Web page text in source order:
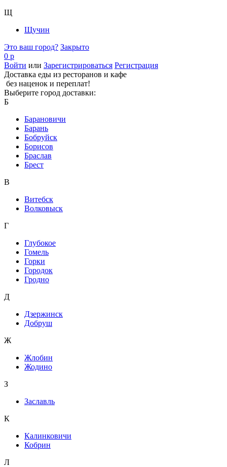
Щ
Щучин
Это ваш город? Закрыто
0 р
Войти или Зарегистрироваться Регистрация
Доставка еды из ресторанов и кафе
без наценок и переплат!
Выберите город доставки:
Б
Барановичи
Барань
Бобруйск
Борисов
Браслав
Брест
В
Витебск
Волковыск
Г
Глубокое
Гомель
Горки
Городок
Гродно
Д
Дзержинск
Добруш
Ж
Жлобин
Жодино
З
Заславль
К
Калинковичи
Кобрин
Л